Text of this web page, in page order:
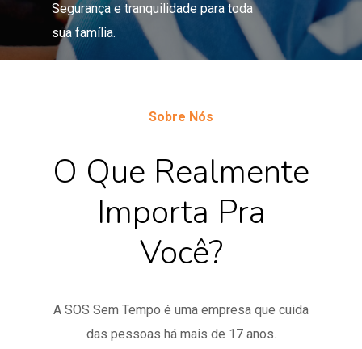
Segurança e tranquilidade para toda
sua família.
Sobre Nós
O Que Realmente
Importa Pra
Você?
A SOS Sem Tempo é uma empresa que cuida
das pessoas há mais de 17 anos.